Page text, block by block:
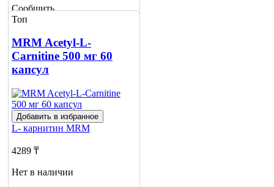
Сообщить
о наличии
Топ
MRM Acetyl-L-
Сarnitine 500 мг 60
капсул
Добавить в избранное
L- карнитин MRM
4289 ₸
Нет в наличии